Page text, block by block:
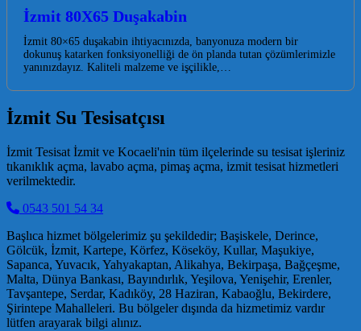
İzmit 80X65 Duşakabin
İzmit 80×65 duşakabin ihtiyacınızda, banyonuza modern bir
dokunuş katarken fonksiyonelliği de ön planda tutan çözümlerimizle
yanınızdayız. Kaliteli malzeme ve işçilikle,…
İzmit Su Tesisatçısı
İzmit Tesisat İzmit ve Kocaeli'nin tüm ilçelerinde su tesisat işleriniz
tıkanıklık açma, lavabo açma, pimaş açma, izmit tesisat hizmetleri
verilmektedir.
0543 501 54 34
Başlıca hizmet bölgelerimiz şu şekildedir; Başiskele, Derince,
Gölcük, İzmit, Kartepe, Körfez, Köseköy, Kullar, Maşukiye,
Sapanca, Yuvacık, Yahyakaptan, Alikahya, Bekirpaşa, Bağçeşme,
Malta, Dünya Bankası, Bayındırlık, Yeşilova, Yenişehir, Erenler,
Tavşantepe, Serdar, Kadıköy, 28 Haziran, Kabaoğlu, Bekirdere,
Şirintepe Mahalleleri. Bu bölgeler dışında da hizmetimiz vardır
lütfen arayarak bilgi alınız.